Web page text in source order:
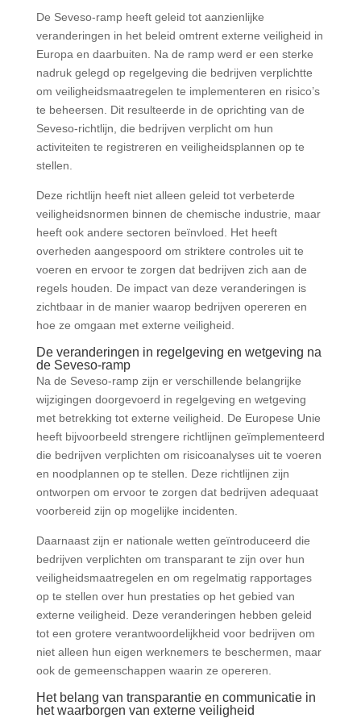
De Seveso-ramp heeft geleid tot aanzienlijke
veranderingen in het beleid omtrent externe veiligheid in
Europa en daarbuiten. Na de ramp werd er een sterke
nadruk gelegd op regelgeving die bedrijven verplichtte
om veiligheidsmaatregelen te implementeren en risico’s
te beheersen. Dit resulteerde in de oprichting van de
Seveso-richtlijn, die bedrijven verplicht om hun
activiteiten te registreren en veiligheidsplannen op te
stellen.
Deze richtlijn heeft niet alleen geleid tot verbeterde
veiligheidsnormen binnen de chemische industrie, maar
heeft ook andere sectoren beïnvloed. Het heeft
overheden aangespoord om striktere controles uit te
voeren en ervoor te zorgen dat bedrijven zich aan de
regels houden. De impact van deze veranderingen is
zichtbaar in de manier waarop bedrijven opereren en
hoe ze omgaan met externe veiligheid.
De veranderingen in regelgeving en wetgeving na
de Seveso-ramp
Na de Seveso-ramp zijn er verschillende belangrijke
wijzigingen doorgevoerd in regelgeving en wetgeving
met betrekking tot externe veiligheid. De Europese Unie
heeft bijvoorbeeld strengere richtlijnen geïmplementeerd
die bedrijven verplichten om risicoanalyses uit te voeren
en noodplannen op te stellen. Deze richtlijnen zijn
ontworpen om ervoor te zorgen dat bedrijven adequaat
voorbereid zijn op mogelijke incidenten.
Daarnaast zijn er nationale wetten geïntroduceerd die
bedrijven verplichten om transparant te zijn over hun
veiligheidsmaatregelen en om regelmatig rapportages
op te stellen over hun prestaties op het gebied van
externe veiligheid. Deze veranderingen hebben geleid
tot een grotere verantwoordelijkheid voor bedrijven om
niet alleen hun eigen werknemers te beschermen, maar
ook de gemeenschappen waarin ze opereren.
Het belang van transparantie en communicatie in
het waarborgen van externe veiligheid